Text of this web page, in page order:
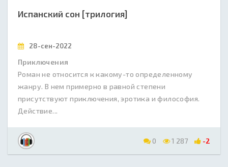
Испанский сон [трилогия]
28-сен-2022
Приключения
Роман не относится к какому-то определенному
жанру. В нем примерно в равной степени
присутствуют приключения, эротика и философия.
Действие...
0 1 287 -2